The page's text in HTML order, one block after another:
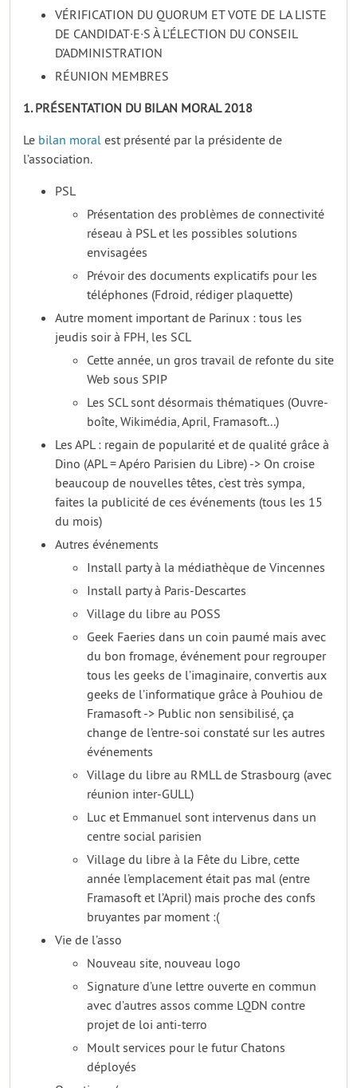
VÉRIFICATION DU QUORUM ET VOTE DE LA LISTE
DE CANDIDAT·E·S À L’ÉLECTION DU CONSEIL
D’ADMINISTRATION
RÉUNION MEMBRES
1. PRÉSENTATION DU BILAN MORAL 2018
Le bilan moral est présenté par la présidente de
l’association.
PSL
Présentation des problèmes de connectivité
réseau à PSL et les possibles solutions
envisagées
Prévoir des documents explicatifs pour les
téléphones (Fdroid, rédiger plaquette)
Autre moment important de Parinux : tous les
jeudis soir à FPH, les SCL
Cette année, un gros travail de refonte du site
Web sous SPIP
Les SCL sont désormais thématiques (Ouvre-
boîte, Wikimédia, April, Framasoft...)
Les APL : regain de popularité et de qualité grâce à
Dino (APL = Apéro Parisien du Libre) -> On croise
beaucoup de nouvelles têtes, c’est très sympa,
faites la publicité de ces événements (tous les 15
du mois)
Autres événements
Install party à la médiathèque de Vincennes
Install party à Paris-Descartes
Village du libre au POSS
Geek Faeries dans un coin paumé mais avec
du bon fromage, événement pour regrouper
tous les geeks de l’imaginaire, convertis aux
geeks de l’informatique grâce à Pouhiou de
Framasoft -> Public non sensibilisé, ça
change de l’entre-soi constaté sur les autres
événements
Village du libre au RMLL de Strasbourg (avec
réunion inter-GULL)
Luc et Emmanuel sont intervenus dans un
centre social parisien
Village du libre à la Fête du Libre, cette
année l’emplacement était pas mal (entre
Framasoft et l’April) mais proche des confs
bruyantes par moment :(
Vie de l’asso
Nouveau site, nouveau logo
Signature d’une lettre ouverte en commun
avec d’autres assos comme LQDN contre
projet de loi anti-terro
Moult services pour le futur Chatons
déployés